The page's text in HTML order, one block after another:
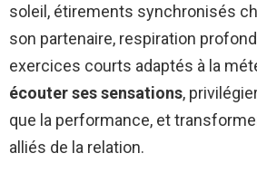
soleil, étirements synchronisés
son partenaire, respiration
exercices courts adaptés à la
écouter ses sensations,
que la performance, et
alliés de la relation.